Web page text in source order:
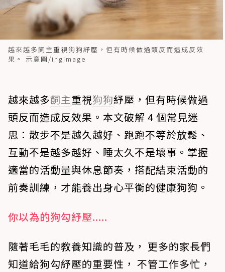
越來越多飼主重視狗狗紓壓，但有時候做過頭反而造成反效
果。 示意圖/ingimage
越來越多飼主重視狗狗紓壓，但有時候做過
頭反而造成反效果。本文破解 4 個常見迷
思：散步不是越久越好、跑跑不等於放鬆、
互動不是越多越好、睡太久不是壞事。掌握
適當的活動量與休息節奏，搭配結束活動的
前奏訓練，才能養出身心平衡的健康狗狗。
你以為的狗勾紓壓.....
隨著毛毛的教養知識的普及， 更多的家長們
知道給狗勾紓壓的重要性， 不管工作多忙，